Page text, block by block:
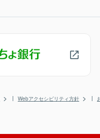
Webアクセシビリティ方針